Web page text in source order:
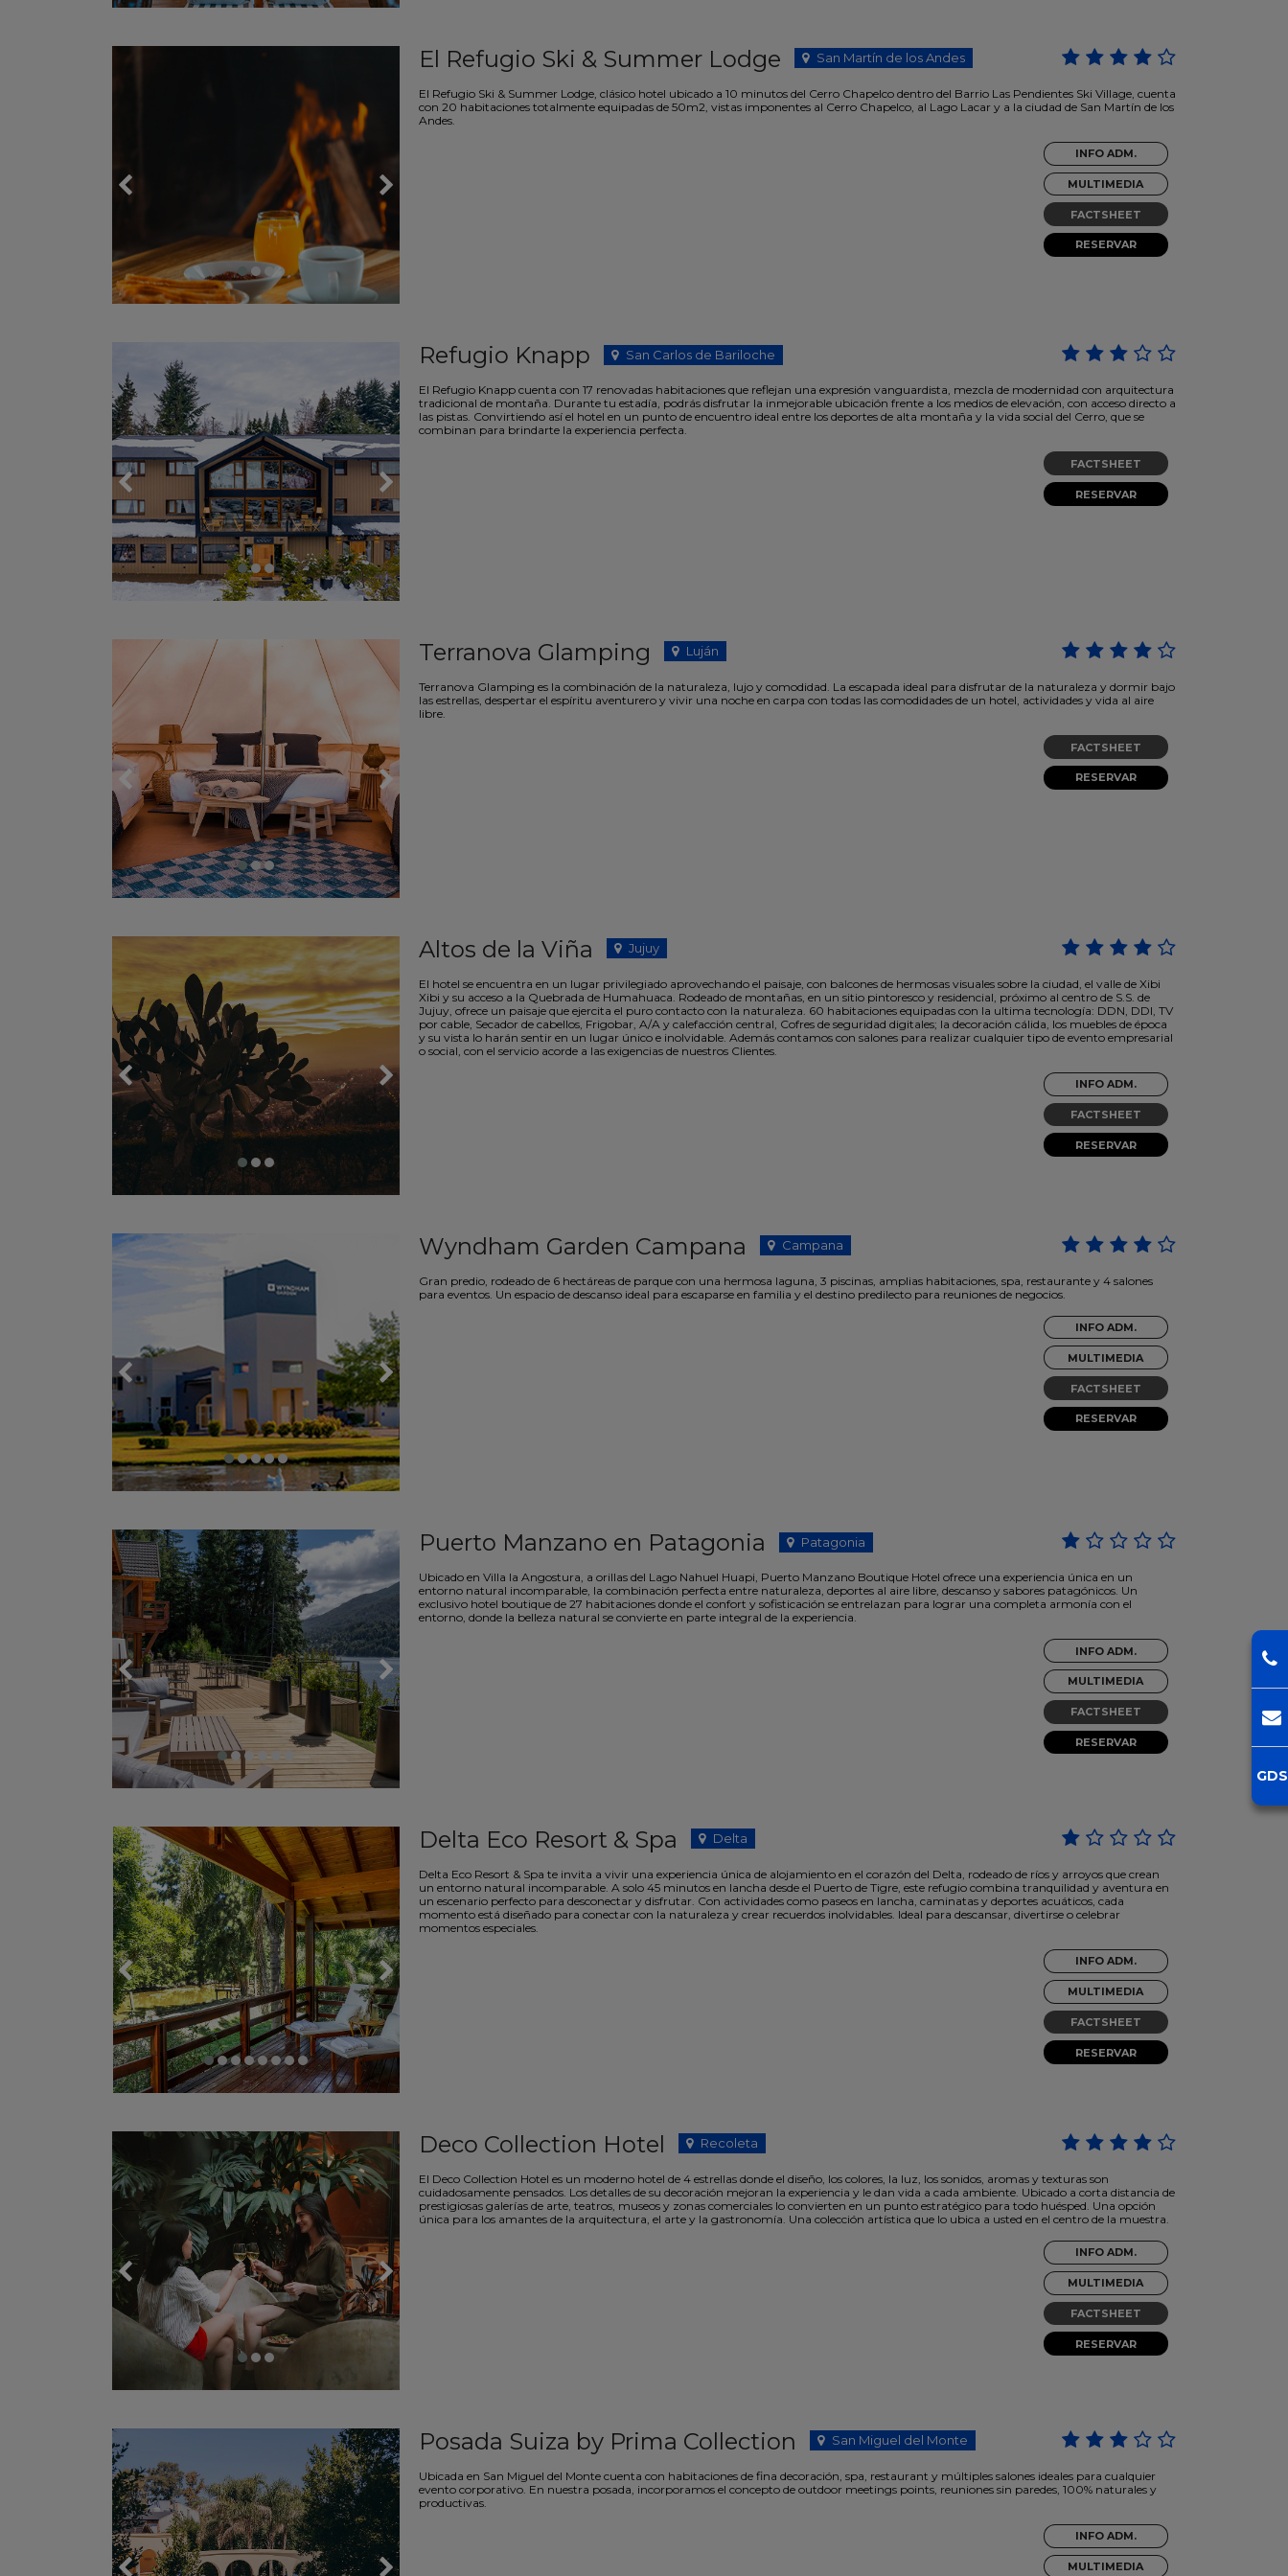
El Refugio Ski & Summer Lodge San Martín de los Andes
El Refugio Ski & Summer Lodge, clásico hotel ubicado a 10 minutos del Cerro Chapelco dentro del Barrio Las Pendientes Ski Village, cuenta
con 20 habitaciones totalmente equipadas de 50m2, vistas imponentes al Cerro Chapelco, al Lago Lacar y a la ciudad de San Martín de los
Andes.
INFO ADM.
MULTIMEDIA
FACTSHEET
RESERVAR
Refugio Knapp San Carlos de Bariloche
El Refugio Knapp cuenta con 17 renovadas habitaciones que reflejan una expresión vanguardista, mezcla de modernidad con arquitectura
tradicional de montaña. Durante tu estadía, podrás disfrutar la inmejorable ubicación frente a los medios de elevación, con acceso directo a
las pistas. Convirtiendo así el hotel en un punto de encuentro ideal entre los deportes de alta montaña y la vida social del Cerro, que se
combinan para brindarte la experiencia perfecta.
FACTSHEET
RESERVAR
Terranova Glamping Luján
Terranova Glamping es la combinación de la naturaleza, lujo y comodidad. La escapada ideal para disfrutar de la naturaleza y dormir bajo
las estrellas, despertar el espíritu aventurero y vivir una noche en carpa con todas las comodidades de un hotel, actividades y vida al aire
libre.
FACTSHEET
RESERVAR
Altos de la Viña Jujuy
El hotel se encuentra en un lugar privilegiado aprovechando el paisaje, con balcones de hermosas visuales sobre la ciudad, el valle de Xibi
Xibi y su acceso a la Quebrada de Humahuaca. Rodeado de montañas, en un sitio pintoresco y residencial, próximo al centro de S.S. de
Jujuy, ofrece un paisaje que ejercita el puro contacto con la naturaleza. 60 habitaciones equipadas con la ultima tecnología: DDN, DDI, TV
por cable, Secador de cabellos, Frigobar, A/A y calefacción central, Cofres de seguridad digitales; la decoración cálida, los muebles de época
y su vista lo harán sentir en un lugar único e inolvidable. Además contamos con salones para realizar cualquier tipo de evento empresarial
o social, con el servicio acorde a las exigencias de nuestros Clientes.
INFO ADM.
FACTSHEET
RESERVAR
Wyndham Garden Campana Campana
Gran predio, rodeado de 6 hectáreas de parque con una hermosa laguna, 3 piscinas, amplias habitaciones, spa, restaurante y 4 salones
para eventos. Un espacio de descanso ideal para escaparse en familia y el destino predilecto para reuniones de negocios.
INFO ADM.
MULTIMEDIA
FACTSHEET
RESERVAR
Puerto Manzano en Patagonia Patagonia
Ubicado en Villa la Angostura, a orillas del Lago Nahuel Huapi, Puerto Manzano Boutique Hotel ofrece una experiencia única en un
entorno natural incomparable, la combinación perfecta entre naturaleza, deportes al aire libre, descanso y sabores patagónicos. Un
exclusivo hotel boutique de 27 habitaciones donde el confort y sofisticación se entrelazan para lograr una completa armonía con el
entorno, donde la belleza natural se convierte en parte integral de la experiencia.
INFO ADM.
MULTIMEDIA
FACTSHEET
RESERVAR
Delta Eco Resort & Spa Delta
Delta Eco Resort & Spa te invita a vivir una experiencia única de alojamiento en el corazón del Delta, rodeado de ríos y arroyos que crean
un entorno natural incomparable. A solo 45 minutos en lancha desde el Puerto de Tigre, este refugio combina tranquilidad y aventura en
un escenario perfecto para desconectar y disfrutar. Con actividades como paseos en lancha, caminatas y deportes acuáticos, cada
momento está diseñado para conectar con la naturaleza y crear recuerdos inolvidables. Ideal para descansar, divertirse o celebrar
momentos especiales.
INFO ADM.
MULTIMEDIA
FACTSHEET
RESERVAR
Deco Collection Hotel Recoleta
El Deco Collection Hotel es un moderno hotel de 4 estrellas donde el diseño, los colores, la luz, los sonidos, aromas y texturas son
cuidadosamente pensados. Los detalles de su decoración mejoran la experiencia y le dan vida a cada ambiente. Ubicado a corta distancia de
prestigiosas galerías de arte, teatros, museos y zonas comerciales lo convierten en un punto estratégico para todo huésped. Una opción
única para los amantes de la arquitectura, el arte y la gastronomía. Una colección artística que lo ubica a usted en el centro de la muestra.
INFO ADM.
MULTIMEDIA
FACTSHEET
RESERVAR
Posada Suiza by Prima Collection San Miguel del Monte
Ubicada en San Miguel del Monte cuenta con habitaciones de fina decoración, spa, restaurant y múltiples salones ideales para cualquier
evento corporativo. En nuestra posada, incorporamos el concepto de outdoor meetings points, reuniones sin paredes, 100% naturales y
productivas.
INFO ADM.
MULTIMEDIA
GDS